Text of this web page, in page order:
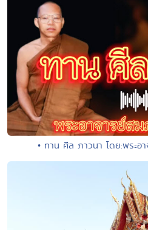
• ทาน ศีล ภาวนา โดย:พระ